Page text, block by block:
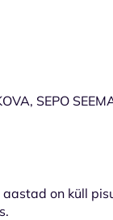
SEPO
on küll